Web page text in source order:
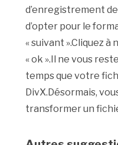
d’enregistrement
d’opter pour le
« suivant ».Cliquez à
« ok ».Il ne vous
temps que votre
DivX.Désormais,
transformer un